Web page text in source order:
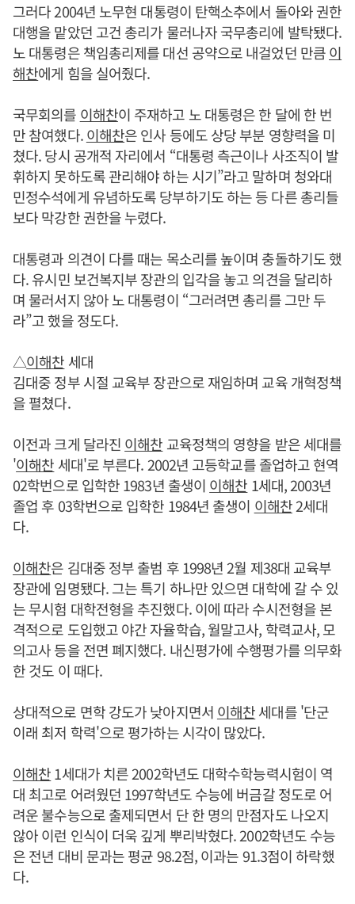
그러다 2004년 노무현 대통령이 탄핵소추에서 돌아와 권한
대행을 맡았던 고건 총리가 물러나자 국무총리에 발탁됐다.
노 대통령은 책임총리제를 대선 공약으로 내걸었던 만큼이
해찬에게 힘을 실어줬다.
국무회의를 이해찬이 주재하고 노 대통령은 한 달에 한 번
만 참여했다.이해찬은 인사 등에도 상당 부분 영향력을 미
쳤다. 당시 공개적 자리에서 “대통령 측근이나 사조직이 발
휘하지 못하도록 관리해야 하는 시기”라고 말하며 청와대
민정수석에게 유념하도록 당부하기도 하는 등 다른 총리들
보다 막강한 권한을 누렸다.
대통령과 의견이 다를 때는 목소리를 높이며 충돌하기도 했
다. 유시민 보건복지부 장관의 입각을 놓고 의견을 달리하
며 물러서지 않아 노 대통령이 “그러려면 총리를 그만 두
라”고 했을 정도다.
△이해찬 세대
김대중 정부 시절 교육부 장관으로 재임하며 교육 개혁정책
을 펼쳤다.
이전과 크게 달라진 이해찬 교육정책의 영향을 받은 세대를
'이해찬 세대'로 부른다. 2002년 고등학교를 졸업하고 현역
02학번으로 입학한 1983년 출생이 이해찬 1세대, 2003년
졸업 후 03학번으로 입학한 1984년 출생이 이해찬2세대
다.
이해찬은 김대중 정부 출범 후 1998년 2월 제38대 교육부
장관에 임명됐다. 그는 특기 하나만 있으면 대학에 갈 수 있
는 무시험 대학전형을 추진했다. 이에 따라 수시전형을 본
격적으로 도입했고 야간 자율학습, 월말고사, 학력교사, 모
의고사 등을 전면 폐지했다. 내신평가에 수행평가를 의무화
한 것도 이 때다.
상대적으로 면학 강도가 낮아지면서 이해찬세대를 '단군
이래 최저 학력'으로 평가하는 시각이 많았다.
이해찬1세대가 치른 2002학년도 대학수학능력시험이 역
대 최고로 어려웠던 1997학년도 수능에 버금갈 정도로 어
려운 불수능으로 출제되면서 단 한 명의 만점자도 나오지
않아 이런 인식이 더욱 깊게 뿌리박혔다. 2002학년도 수능
은 전년 대비 문과는 평균 98.2점, 이과는 91.3점이 하락했
다.